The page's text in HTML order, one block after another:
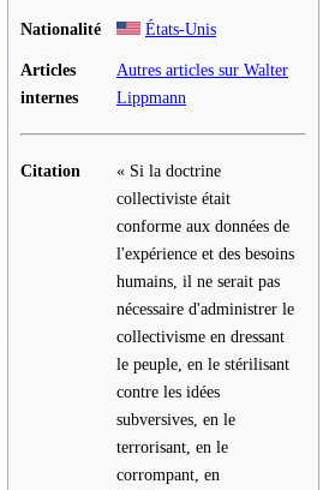
Nationalité États-Unis
Articles
internes
Autres articles sur Walter
Lippmann
Citation
« Si la doctrine
collectiviste était
conforme aux données de
l'expérience et des besoins
humains, il ne serait pas
nécessaire d'administrer le
collectivisme en dressant
le peuple, en le stérilisant
contre les idées
subversives, en le
terrorisant, en le
corrompant, en